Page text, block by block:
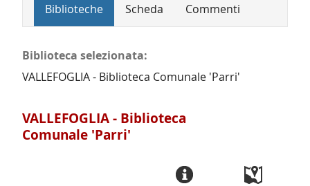
Biblioteche Scheda Commenti
Biblioteca selezionata:
VALLEFOGLIA - Biblioteca Comunale 'Parri'
VALLEFOGLIA - Biblioteca
Comunale 'Parri'